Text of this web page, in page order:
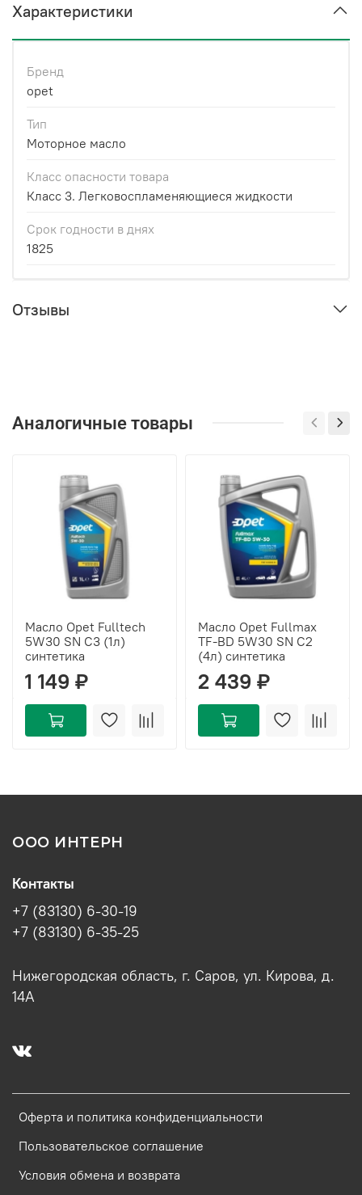
Характеристики
Бренд
opet
Тип
Моторное масло
Класс опасности товара
Класс 3. Легковоспламеняющиеся жидкости
Срок годности в днях
1825
Отзывы
Аналогичные товары
Масло Opet Fulltech
5W30 SN C3 (1л)
синтетика
1 149 ₽
Масло Opet Fullmax
TF-BD 5W30 SN C2
(4л) синтетика
2 439 ₽
ООО ИНТЕРН
Оферта и политика конфиденциальности
Пользовательское соглашение
Условия обмена и возврата
Контакты
+7 (83130) 6-30-19
+7 (83130) 6-35-25
Нижегородская область, г. Саров, ул. Кирова, д.
14А